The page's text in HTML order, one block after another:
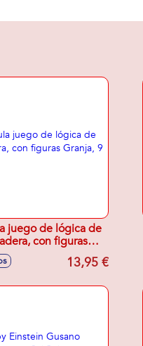
juego de lógica de
con figuras
Granja, 9 piezas13,95 €